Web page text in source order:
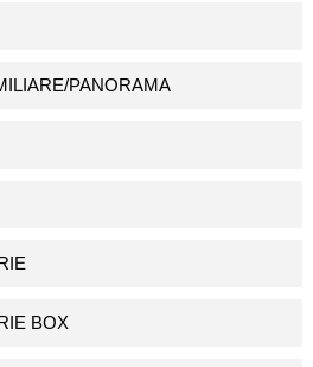
PANORAMA
BOX